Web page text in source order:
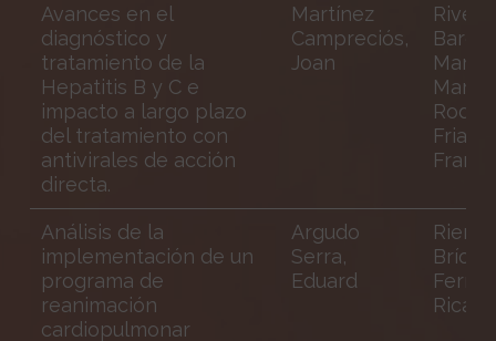
Avances en el
diagnóstico y
tratamiento de la
Hepatitis B y C e
impacto a largo plazo
del tratamiento con
antivirales de acción
directa.
Martínez
Campreciós,
Joan
Maria
Mar;
Frias,
Análisis de la
implementación de un
programa de
reanimación
cardiopulmonar
Argudo
Serra,
Eduard
Riera
Brío,
Ferrer
Ricard